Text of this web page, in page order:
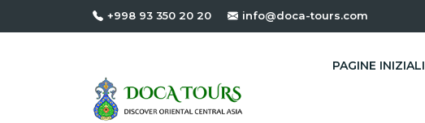
+998 93 350 20 20 info@doca-tours.com
PAGINE INIZIALI